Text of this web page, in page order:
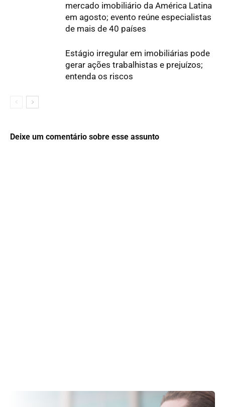
mercado imobiliário da América Latina
em agosto; evento reúne especialistas
de mais de 40 países
Estágio irregular em imobiliárias pode
gerar ações trabalhistas e prejuízos;
entenda os riscos
Deixe um comentário sobre esse assunto